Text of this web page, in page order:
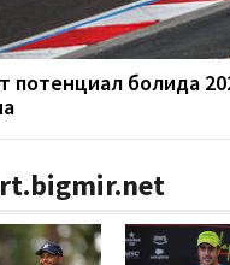
потенциал болида